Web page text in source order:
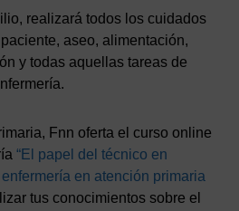
realizará todos los cuidados
aseo, alimentación,
y todas aquellas tareas de
Fnn oferta el curso online
“El papel del técnico en
en atención primaria
tus conocimientos sobre el